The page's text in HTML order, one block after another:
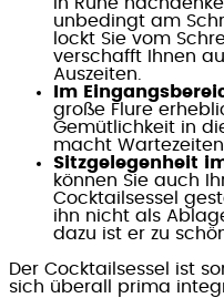
unbedingt am
lockt Sie vom
verschafft Ihnen
Auszeiten.
Im
große Flure
Gemütlichkeit in
macht
Sitzgelegenheit
können Sie auch
Cocktailsessel
ihn nicht als
dazu ist er zu
Der Cocktailsessel ist
sich überall prima